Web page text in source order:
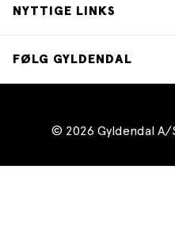
NYTTIGE LINKS
FØLG GYLDENDAL
© 2026 Gyldendal A/